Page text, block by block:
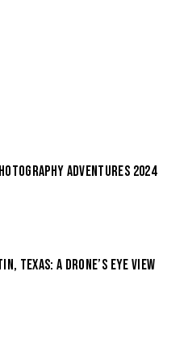
ADVENTURES 2024
TEXAS: A DRONE’S EYE VIEW